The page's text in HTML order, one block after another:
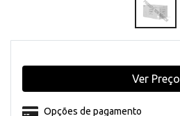
Opções de pagamento
Ver Preço